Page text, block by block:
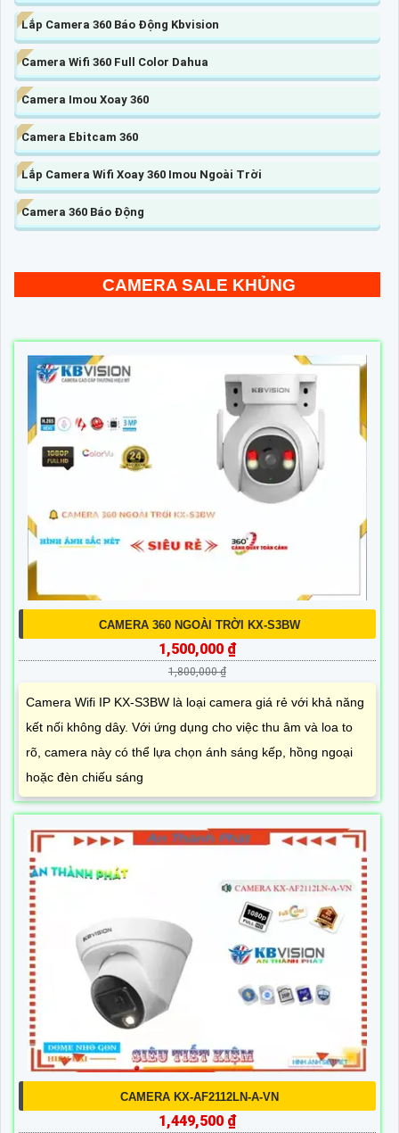
Lắp Camera 360 Báo Động Kbvision
Camera Wifi 360 Full Color Dahua
Camera Imou Xoay 360
Camera Ebitcam 360
Lắp Camera Wifi Xoay 360 Imou Ngoài Trời
Camera 360 Báo Động
CAMERA SALE KHỦNG
CAMERA 360 NGOÀI TRỜI KX-S3BW
1,500,000 ₫
1,800,000 ₫
Camera Wifi IP KX-S3BW là loại camera giá rẻ với khả năng
kết nối không dây. Với ứng dụng cho việc thu âm và loa to
rõ, camera này có thể lựa chọn ánh sáng kếp, hồng ngoại
hoặc đèn chiếu sáng
CAMERA KX-AF2112LN-A-VN
1,449,500 ₫